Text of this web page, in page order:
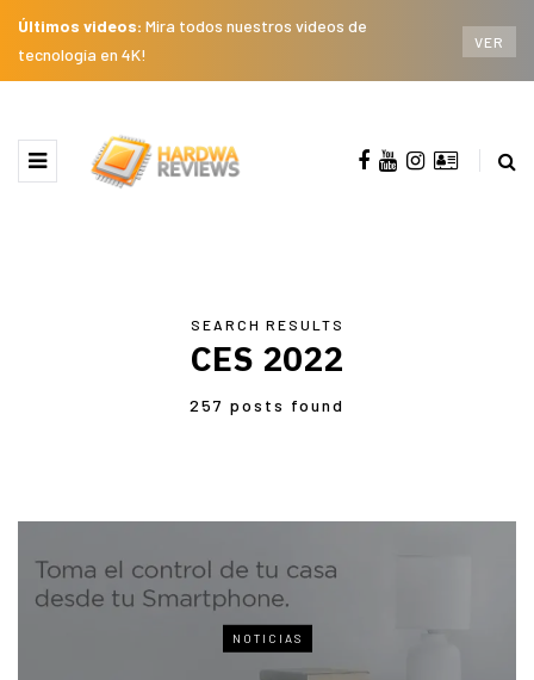
Últimos videos: Mira todos nuestros videos de
tecnología en 4K!
VER
SEARCH RESULTS
CES 2022
257 posts found
NOTICIAS